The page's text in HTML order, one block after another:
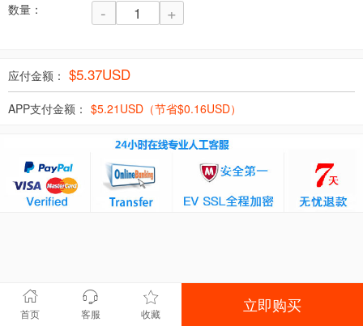
数量： - +
应付金额： $5.37USD
APP支付金额： $5.21 USD（节省$0.16USD）
首页 客服 收藏 立即购买